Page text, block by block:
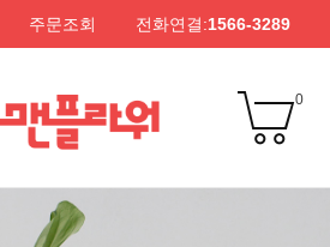
주문조회 전화연결:1566-3289
0